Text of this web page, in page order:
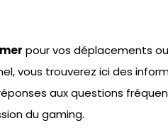
pour vos déplacements ou
vous trouverez ici des
aux questions
du gaming.